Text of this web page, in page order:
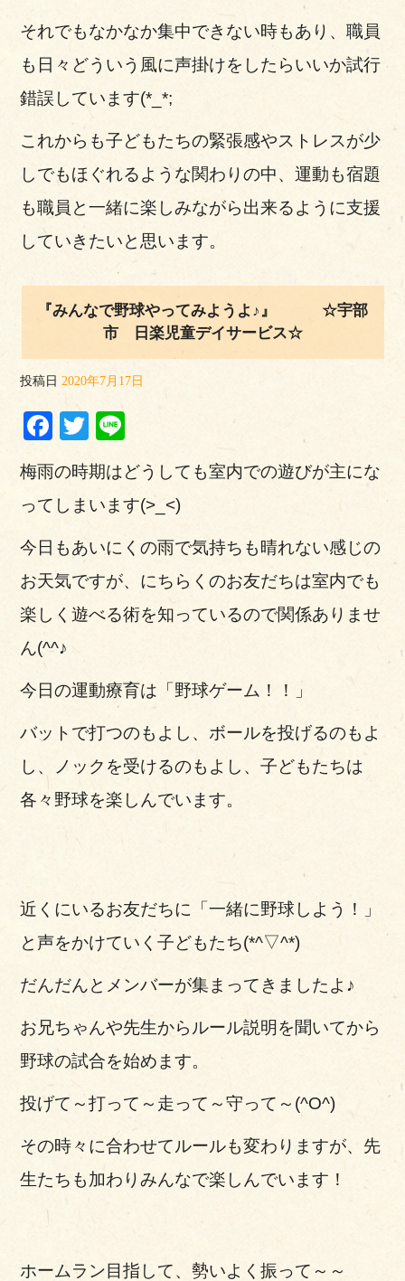
それでもなかなか集中できない時もあり、職員
も日々どういう風に声掛けをしたらいいか試行
錯誤しています(*_*;
これからも子どもたちの緊張感やストレスが少
しでもほぐれるような関わりの中、運動も宿題
も職員と一緒に楽しみながら出来るように支援
していきたいと思います。
『みんなで野球やってみようよ♪』 ☆宇部
市 日楽児童デイサービス☆
投稿日 2020年7月17日
Facebook
Twitter
梅雨の時期はどうしても室内での遊びが主にな
ってしまいます(>_<)
今日もあいにくの雨で気持ちも晴れない感じの
お天気ですが、にちらくのお友だちは室内でも
楽しく遊べる術を知っているので関係ありませ
ん(^^♪
今日の運動療育は「野球ゲーム！！」
バットで打つのもよし、ボールを投げるのもよ
し、ノックを受けるのもよし、子どもたちは
各々野球を楽しんでいます。
近くにいるお友だちに「一緒に野球しよう！」
と声をかけていく子どもたち(*^▽^*)
だんだんとメンバーが集まってきましたよ♪
お兄ちゃんや先生からルール説明を聞いてから
野球の試合を始めます。
投げて～打って～走って～守って～(^O^)
その時々に合わせてルールも変わりますが、先
生たちも加わりみんなで楽しんでいます！
ホームラン目指して、勢いよく振って～～